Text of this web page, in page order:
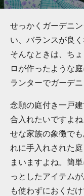
せっかくガーデニ
い、バランスが良
そんなときは、ち
ロが作ったような
ランターでガーデ
念願の庭付き一戸
合入れたいですよ
せな家族の象徴で
れに手入れされた
まいますよね。簡
っとしたアイテム
も使わずにおくだ